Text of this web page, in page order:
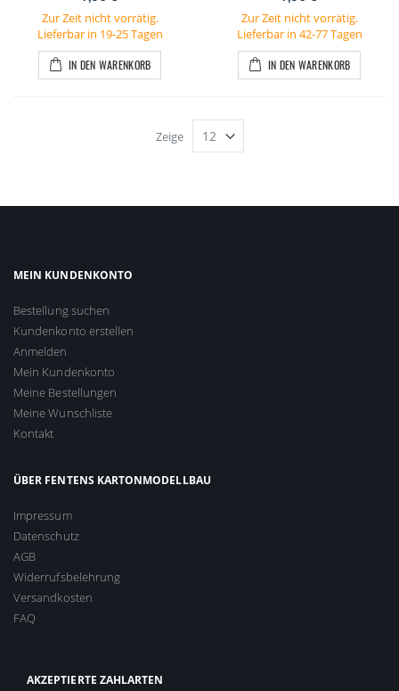
Zur Zeit nicht vorrätig.
Lieferbar in 19-25 Tagen
IN DEN WARENKORB
Zur Zeit nicht vorrätig.
Lieferbar in 42-77 Tagen
IN DEN WARENKORB
Zeige
MEIN KUNDENKONTO
Bestellung suchen
Kundenkonto erstellen
Anmelden
Mein Kundenkonto
Meine Bestellungen
Meine Wunschliste
Kontakt
ÜBER FENTENS KARTONMODELLBAU
Impressum
Datenschutz
AGB
Widerrufsbelehrung
Versandkosten
FAQ
AKZEPTIERTE ZAHLARTEN